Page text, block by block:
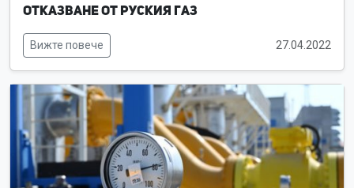
Отказване от руския газ
Вижте повече 27.04.2022